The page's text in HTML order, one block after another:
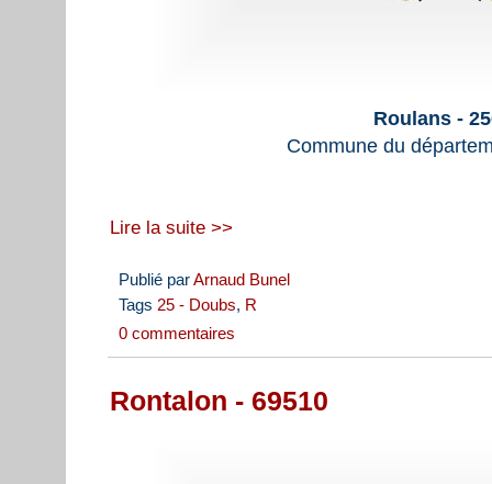
Roulans -
Commune du
Lire la suite >>
Publié parArnaud Bunel
Tags 25 - Doubs, R
0 commentaires
Rontalon - 69510